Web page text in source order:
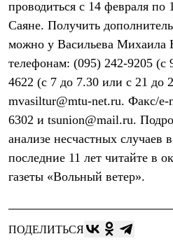
Рюкзаки
Экспедиционные
Легкоходные
Альпинистские
Городские
Аксессуары для рюкзаков
Спальные мешки
Пуховые
С синтетическим утеплителем
Аксессуары для спальников
Сумки и баулы
Баулы
Кошельки
Книги
проводиться с 14 февраля по
Саяне. Получить
можно у Васильева Михаила
телефонам: (095) 242-9205 (с
4622 (с 7 до 7.30 или с 21 до
mvasiltur@mtu-net.ru. Факс/
6302 и tsunion@mail.ru.
анализе несчастных случаев
последние 11 лет читайте в
газеты «Вольный ветер».
ПОДЕЛИТЬСЯ